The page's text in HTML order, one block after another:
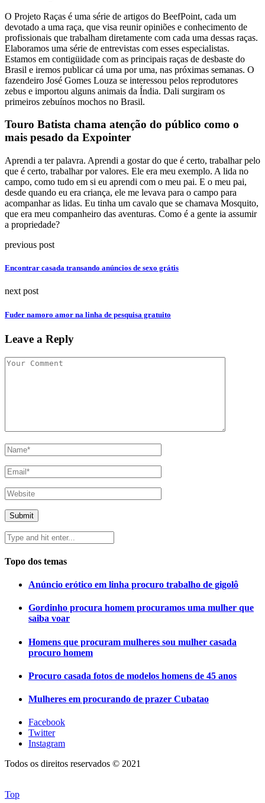
O Projeto Raças é uma série de artigos do BeefPoint, cada um
devotado a uma raça, que visa reunir opiniões e conhecimento de
profissionais que trabalham diretamente com cada uma dessas raças.
Elaboramos uma série de entrevistas com esses especialistas.
Estamos em contigüidade com as principais raças de desbaste do
Brasil e iremos publicar cá uma por uma, nas próximas semanas. O
fazendeiro José Gomes Louza se interessou pelos reprodutores
zebus e importou alguns animais da Índia. Dali surgiram os
primeiros zebuínos mochos no Brasil.
Touro Batista chama atenção do público como o
mais pesado da Expointer
Aprendi a ter palavra. Aprendi a gostar do que é certo, trabalhar pelo
que é certo, trabalhar por valores. Ele era meu exemplo. A lida no
campo, como tudo em si eu aprendi com o meu pai. E o meu pai,
desde quando eu era criança, ele me levava para o campo para
acompanhar as lidas. Eu tinha um cavalo que se chamava Mosquito,
que era meu companheiro das aventuras. Como é a gente ia assumir
a propriedade?
previous post
Encontrar casada transando anúncios de sexo grátis
next post
Fuder namoro amor na linha de pesquisa gratuito
Leave a Reply
Topo dos temas
Anúncio erótico em linha procuro trabalho de gigolô
Gordinho procura homem procuramos uma mulher que
saiba voar
Homens que procuram mulheres sou mulher casada
procuro homem
Procuro casada fotos de modelos homens de 45 anos
Mulheres em procurando de prazer Cubatao
Facebook
Twitter
Instagram
Todos os direitos reservados © 2021
Top